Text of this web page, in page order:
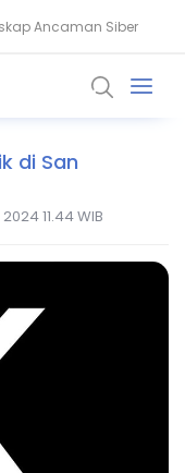
Ancaman Siber
Zero Trust Diperkuat
di San
11.44 WIB